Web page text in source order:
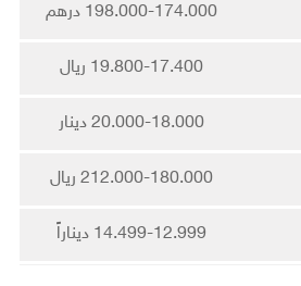
198.000-174.000 درهم
19.800-17.400 ريال
20.000-18.000 دينار
212.000-180.000 ريال
14.499-12.999 ديناراً